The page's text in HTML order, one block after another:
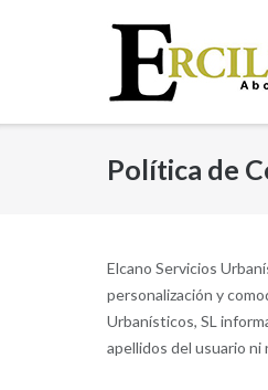
Política de
Elcano Servicios
personalización y
Urbanísticos, SL
apellidos del usuario